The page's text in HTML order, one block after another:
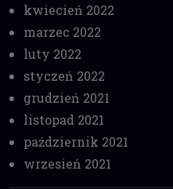
kwiecień 2022
marzec 2022
luty 2022
styczeń 2022
grudzień 2021
listopad 2021
październik 2021
wrzesień 2021